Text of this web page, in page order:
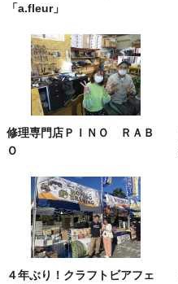
「a.fleur」
修理専門店ＰＩＮＯ ＲＡＢ
Ｏ
４年ぶり！クラフトビアフェ